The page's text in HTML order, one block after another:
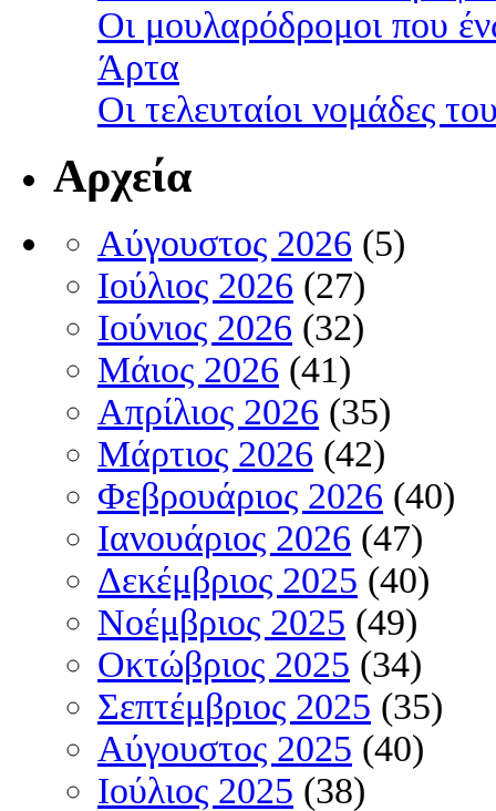
Οι μουλαρόδρομοι που
Άρτα
Οι τελευταίοι νομάδες
Αρχεία
Αύγουστος 2026 (5)
Ιούλιος 2026 (27)
Ιούνιος 2026 (32)
Μάιος 2026 (41)
Απρίλιος 2026 (35)
Μάρτιος 2026 (42)
Φεβρουάριος 2026 (40)
Ιανουάριος 2026 (47)
Δεκέμβριος 2025 (40)
Νοέμβριος 2025 (49)
Οκτώβριος 2025 (34)
Σεπτέμβριος 2025 (35)
Αύγουστος 2025 (40)
Ιούλιος 2025 (38)